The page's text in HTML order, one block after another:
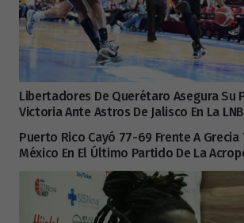
Libertadores De Querétaro Asegura Su
Victoria Ante Astros De Jalisco En La
Puerto Rico Cayó 77-69 Frente A Grecia
México En El Último Partido De La